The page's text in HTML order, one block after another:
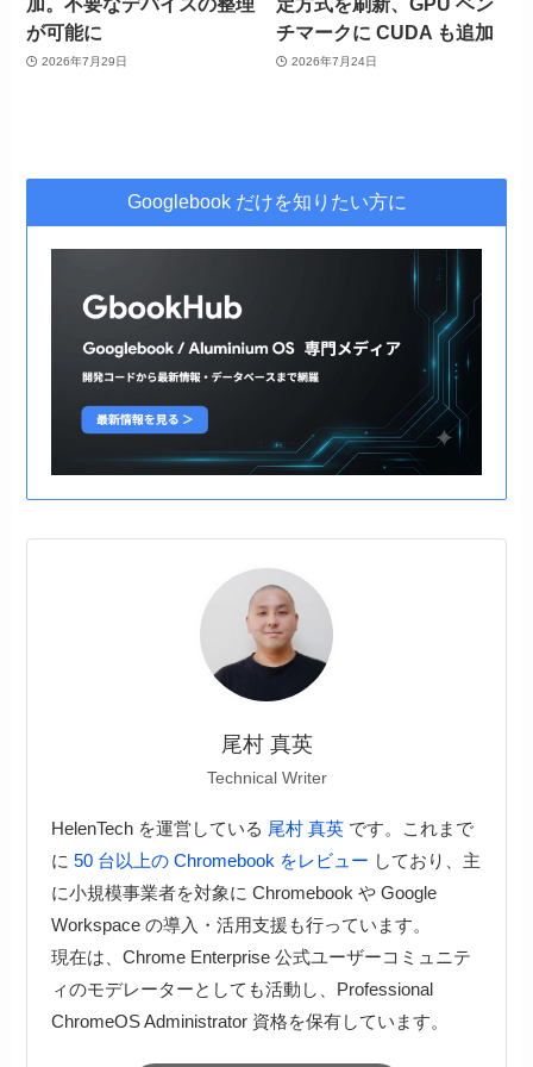
が可能に
2026年7月29日
チマークに CUDA も追加
2026年7月24日
Googlebook だけを知りたい方に
尾村 真英
Technical Writer
HelenTech を運営している 尾村 真英です。これまで
に 50 台以上の Chromebook をレビュー しており、主
に小規模事業者を対象に Chromebook や Google
Workspace の導入・活用支援も行っています。
現在は、Chrome Enterprise 公式ユーザーコミュニテ
ィのモデレーターとしても活動し、Professional
ChromeOS Administrator 資格を保有しています。